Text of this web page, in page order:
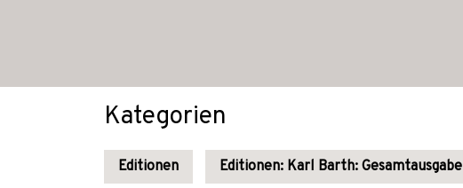
Kategorien
Editionen Editionen: Karl Barth: Gesamtausgabe